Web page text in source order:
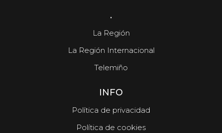
.
La Región
La Región Internacional
Telemiño
INFO
Política de privacidad
Política de cookies